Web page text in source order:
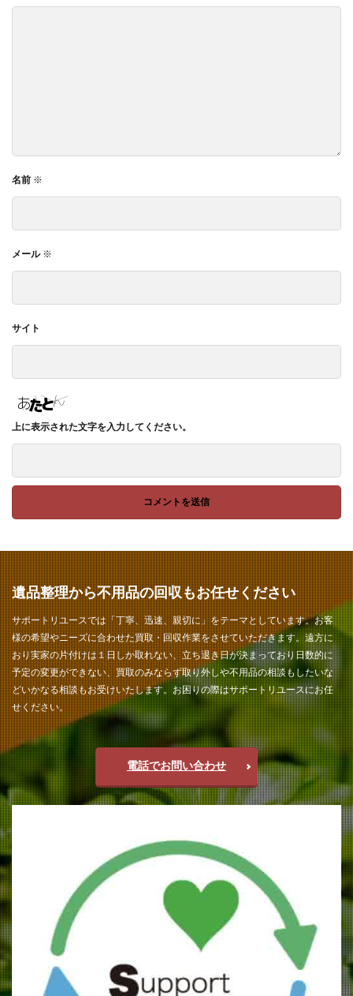
名前 ※
メール ※
サイト
上に表示された文字を入力してください。
遺品整理から不用品の回収もお任せください
サポートリユースでは「丁寧、迅速、親切に」をテーマとしています。お客
様の希望やニーズに合わせた買取・回収作業をさせていただきます。遠方に
おり実家の片付けは１日しか取れない、立ち退き日が決まっており日数的に
予定の変更ができない、買取のみならず取り外しや不用品の相談もしたいな
どいかなる相談もお受けいたします。お困りの際はサポートリユースにお任
せください。
電話でお問い合わせ